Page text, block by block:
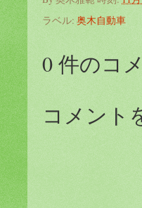
ラベル: 奥木自動車
0 件のコ
コメント